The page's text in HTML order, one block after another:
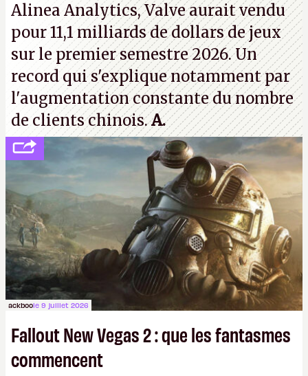
Alinea Analytics, Valve aurait vendu
pour 11,1 milliards de dollars de jeux
sur le premier semestre 2026. Un
record qui s'explique notamment par
l'augmentation constante du nombre
de clients chinois.A.
ackboole 9 juillet 2026
Fallout New Vegas 2 : que les fantasmes
commencent